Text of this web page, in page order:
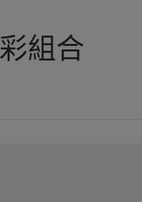
組合